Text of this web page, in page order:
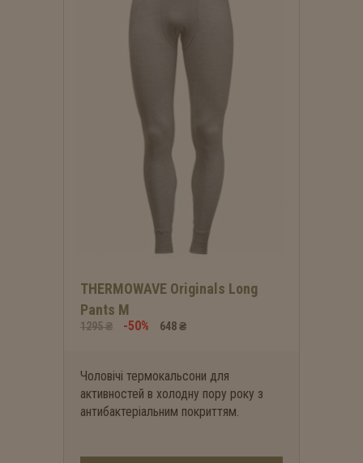
THERMOWAVE Originals Long
Pants M
1295 ₴ -50% 648 ₴
Чоловічі термокальсони для
активностей в холодну пору року з
антибактеріальним покриттям.